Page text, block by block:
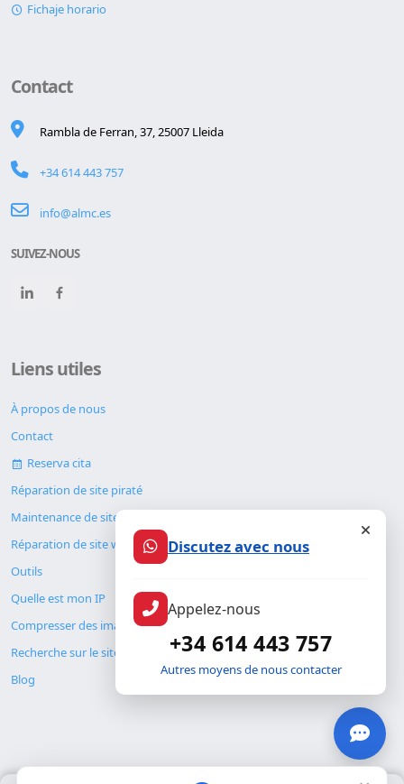
Fichaje horario
Contact
Rambla de Ferran, 37, 25007 Lleida
+34 614 443 757
info@almc.es
SUIVEZ-NOUS
Liens utiles
À propos de nous
Contact
Reserva cita
Réparation de site piraté
Maintenance de site web
Réparation de site web
Outils
Quelle est mon IP
Compresser des images
Recherche sur le site
Blog
Discutez avec nous
Appelez-nous
+34 614 443 757
Autres moyens de nous contacter